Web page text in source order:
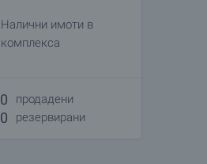
Налични имоти в
комплекса
0 продадени
0 резервирани